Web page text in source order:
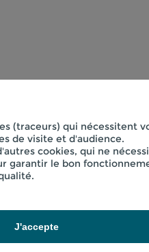
(traceurs) qui nécessitent
de visite et d'audience.
cookies, qui ne
garantir le bon
J'accepte